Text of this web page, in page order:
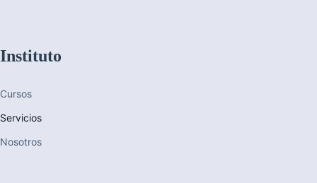
Instituto
Cursos
Servicios
Nosotros